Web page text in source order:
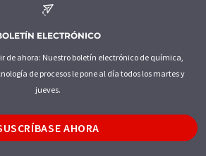
ELECTRÓNICO
de ahora: Nuestro boletín electrónico de química,
de procesos le pone al día todos los martes y
jueves.
AHORA